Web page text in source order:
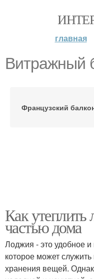
главная
Витражный
Французский
Как утеплить
частью дома
Лоджия - это удобное
которое может
хранения вещей.